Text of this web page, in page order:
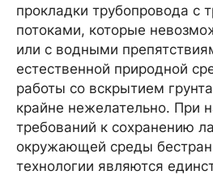
прокладки трубопровода с
потоками, которые
или с водными
естественной природной
работы со вскрытием
крайне нежелательно. При
требований к сохранению
окружающей среды
технологии являются